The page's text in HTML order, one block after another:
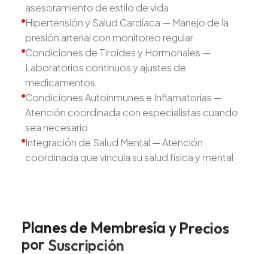
asesoramiento de estilo de vida
Hipertensión y Salud Cardíaca — Manejo de la
presión arterial con monitoreo regular
Condiciones de Tiroides y Hormonales —
Laboratorios continuos y ajustes de
medicamentos
Condiciones Autoinmunes e Inflamatorias —
Atención coordinada con especialistas cuando
sea necesario
Integración de Salud Mental — Atención
coordinada que vincula su salud física y mental
Planesde MembresíayPrecios
porSuscripción